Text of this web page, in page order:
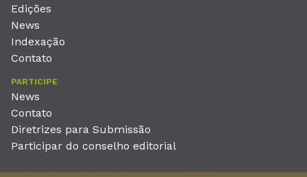
Edições
News
Indexação
Contato
PARTICIPE
News
Contato
Diretrizes para Submissão
Participar do conselho editorial